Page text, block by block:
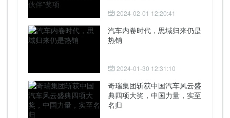
2024-02-01 12:20:41
汽车内卷时代，思域归来仍是
热销
2024-01-30 12:31:10
奇瑞集团斩获中国汽车风云盛
典四项大奖，中国力量，实至
名归